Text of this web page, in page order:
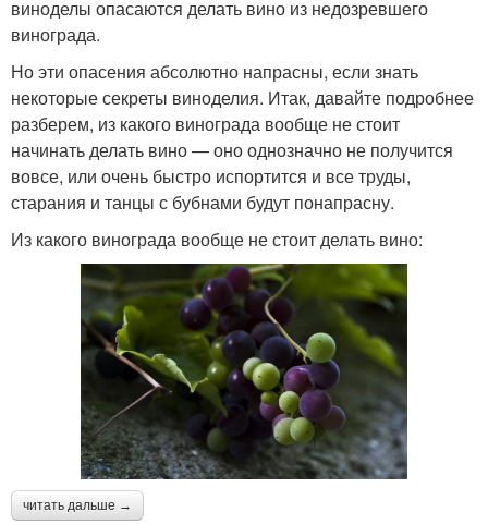
виноделы опасаются делать вино из недозревшего
винограда.
Но эти опасения абсолютно напрасны, если знать
некоторые секреты виноделия. Итак, давайте подробнее
разберем, из какого винограда вообще не стоит
начинать делать вино — оно однозначно не получится
вовсе, или очень быстро испортится и все труды,
старания и танцы с бубнами будут понапрасну.
Из какого винограда вообще не стоит делать вино:
читать дальше →